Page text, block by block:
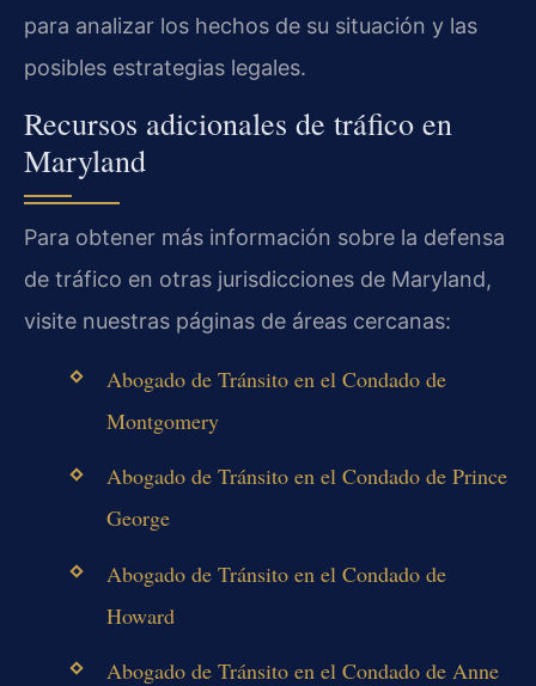
para analizar los hechos de su situación y las
posibles estrategias legales.
Recursos adicionales de tráfico en
Maryland
Para obtener más información sobre la defensa
de tráfico en otras jurisdicciones de Maryland,
visite nuestras páginas de áreas cercanas:
Abogado de Tránsito en el Condado de
Montgomery
Abogado de Tránsito en el Condado de Prince
George
Abogado de Tránsito en el Condado de
Howard
Abogado de Tránsito en el Condado de Anne